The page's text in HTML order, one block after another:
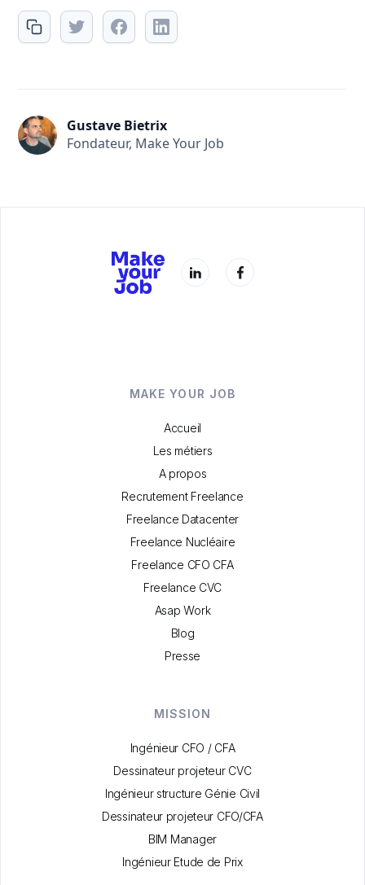
Gustave Bietrix
Fondateur, Make Your Job
MAKE YOUR JOB
Accueil
Les métiers
A propos
Recrutement Freelance
Freelance Datacenter
Freelance Nucléaire
Freelance CFO CFA
Freelance CVC
Asap Work
Blog
Presse
MISSION
Ingénieur CFO / CFA
Dessinateur projeteur CVC
Ingénieur structure Génie Civil
Dessinateur projeteur CFO/CFA
BIM Manager
Ingénieur Etude de Prix